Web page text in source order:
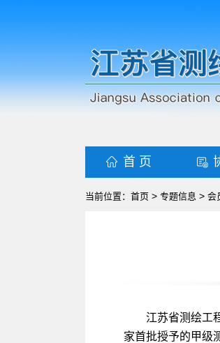
首 页
当前位置： 首页 > 专题信息 > 会
江苏省测绘工
家首批授予的甲级